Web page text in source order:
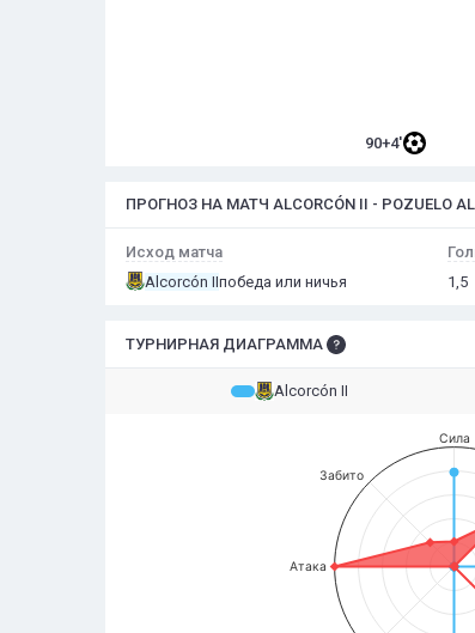
90+4'
ПРОГНОЗ НА МАТЧ ALCORCÓN II - POZUELO
Исход матча
Alcorcón IIпобеда или ничья
1,5
ТУРНИРНАЯ ДИАГРАММА
Alcorcón II
Сила
Атака
Забито